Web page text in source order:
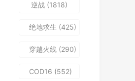
逆战 (1818)
绝地求生 (425)
穿越火线 (290)
COD16 (552)